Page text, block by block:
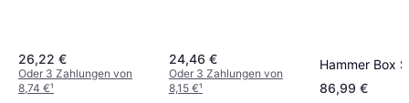
26,22 €
Oder 3 Zahlungen von
8,74 €¹
24,46 €
Oder 3 Zahlungen von
8,15 €¹
Hammer Box
86,99 €